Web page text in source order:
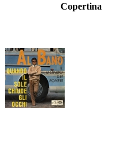
Copertina